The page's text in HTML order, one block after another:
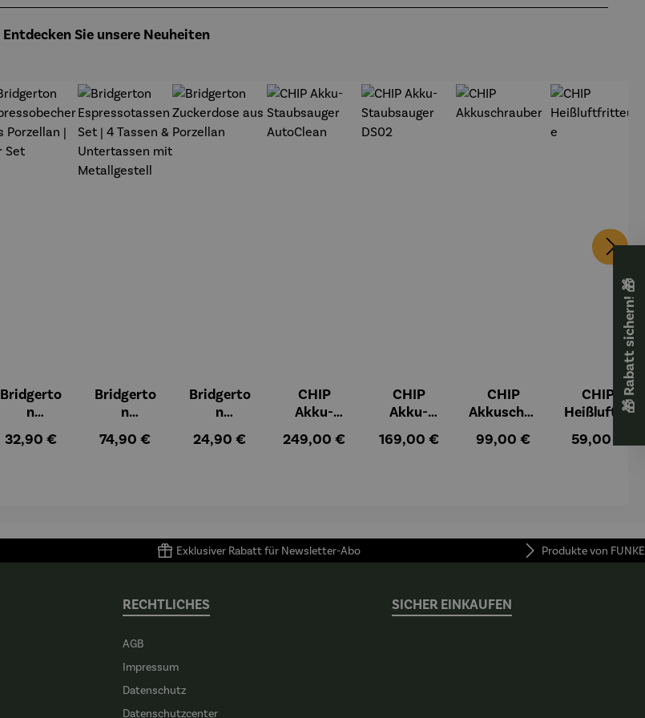
Entdecken Sie unsere Neuheiten
Bridgerto
n
echer aus
Regulärer Preis:
32,90 €
Bridgerto
n
assen Set |
ell
Regulärer Preis:
74,90 €
Bridgerto
n
e aus
Regulärer Preis:
24,90 €
CHIP
Akku-
ger
Regulärer Preis:
249,00 €
CHIP
Akku-
ger DS02
Regulärer Preis:
169,00 €
CHIP
Akkuschra
Regulärer Preis:
99,00 €
CHIP
Heißluftfri
Regulärer
59,00 €
Exklusiver Rabatt für Newsletter-Abo Produkte von FUNKE
RECHTLICHES
AGB
Impressum
Datenschutz
Datenschutzcenter
SICHER EINKAUFEN
🎁 Rabatt sichern! 🎁